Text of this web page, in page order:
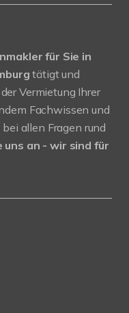
für Sie in
tätigt und
Vermietung Ihrer
Fachwissen und
allen Fragen rund
uns an - wir sind für